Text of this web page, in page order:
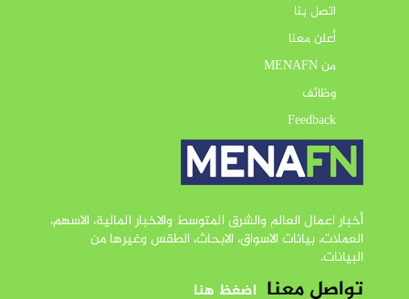
اتصل بنا
أعلن معنا
من MENAFN
وظائف
Feedback
أخبار اعمال العالم والشرق المتوسط والاخبار المالية، الاسهم،
العملات، بيانات الاسواق، الابحاث، الطقس وغيرها من
البيانات.
تواصل معنا اضغظ هنا